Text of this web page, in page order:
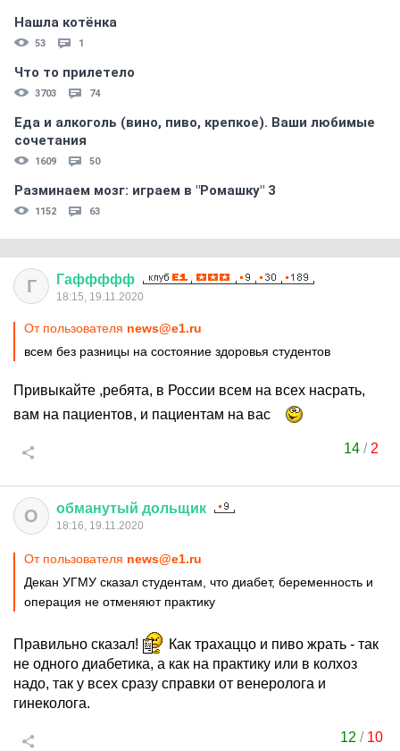
Нашла котёнка
53 1
Что то прилетело
3703 74
Еда и алкоголь (вино, пиво, крепкое). Ваши любимые
сочетания
1609 50
Разминаем мозг: играем в "Ромашку" 3
1152 63
Г Гаффффф
18:15, 19.11.2020
От пользователя news@e1.ru
всем без разницы на состояние здоровья студентов
Привыкайте ,ребята, в России всем на всех насрать,
вам на пациентов, и пациентам на вас
14 / 2
О обманутый дольщик
18:16, 19.11.2020
От пользователя news@e1.ru
Декан УГМУ сказал студентам, что диабет, беременность и
операция не отменяют практику
Правильно сказал!
Как трахаццо и пиво жрать - так
не одного диабетика, а как на практику или в колхоз
надо, так у всех сразу справки от венеролога и
гинеколога.
12 / 10